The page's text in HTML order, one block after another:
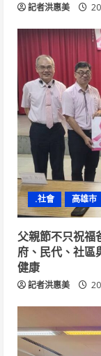
記者洪惠美
.社會 高雄市
父親節不只祝
府、民代、社
健康
記者洪惠美